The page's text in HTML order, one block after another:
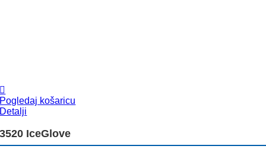
Pogledaj košaricu
Detalji
3520 IceGlove